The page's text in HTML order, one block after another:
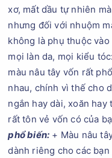
xơ, mất dầu tự nhiên
nhưng đối với nhuộm
không là phụ thuộc
mọi làn da, mọi kiểu
màu nâu tây vốn rất
nhau, chính vì thế cho
ngắn hay dài, xoăn hay
rất tôn vẻ vốn có của
phổ biến: + Màu nâu
dành riêng cho các